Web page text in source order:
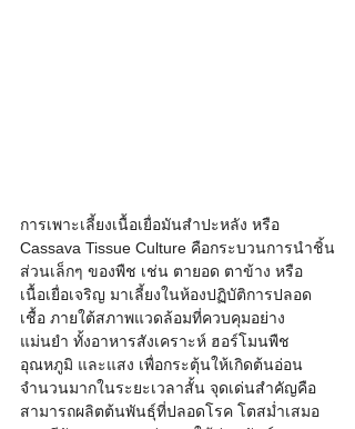
การเพาะเลี้ยงเนื้อเยื่อมันสำปะหลัง หรือ
Cassava Tissue Culture คือกระบวนการนำชิ้น
ส่วนเล็กๆ ของพืช เช่น ตายอด ตาข้าง หรือ
เนื้อเยื่อเจริญ มาเลี้ยงในห้องปฏิบัติการปลอด
เชื้อ ภายใต้สภาพแวดล้อมที่ควบคุมอย่าง
แม่นยำ ทั้งอาหารสังเคราะห์ ฮอร์โมนพืช
อุณหภูมิ และแสง เพื่อกระตุ้นให้เกิดต้นอ่อน
จำนวนมากในระยะเวลาสั้น จุดเด่นสำคัญคือ
สามารถผลิตต้นพันธุ์ที่ปลอดโรค โตสม่ำเสมอ